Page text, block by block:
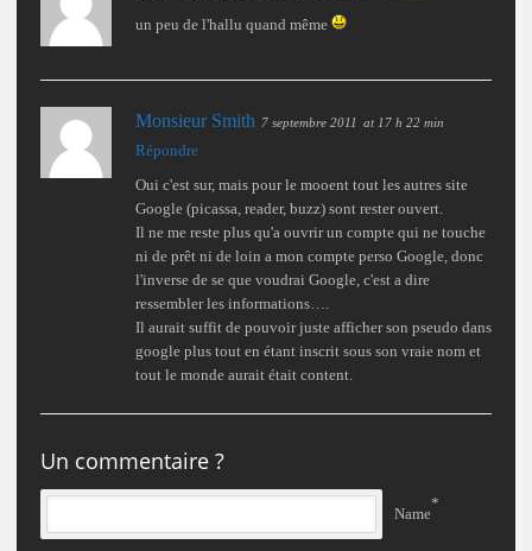
un peu de l'hallu quand même
Monsieur Smith 7 septembre 2011 at 17 h 22 min
Répondre
Oui c'est sur, mais pour le mooent tout les autres site
Google (picassa, reader, buzz) sont rester ouvert.
Il ne me reste plus qu'a ouvrir un compte qui ne touche
ni de prêt ni de loin a mon compte perso Google, donc
l'inverse de se que voudrai Google, c'est a dire
ressembler les informations….
Il aurait suffit de pouvoir juste afficher son pseudo dans
google plus tout en étant inscrit sous son vraie nom et
tout le monde aurait était content.
Un commentaire ?
Name
*